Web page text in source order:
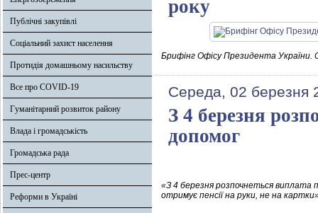
Публічні закупівлі
Соціальний захист населення
Протидія домашньому насильству
Все про COVID-19
Гуманітарний розвиток району
Влада і громадськість
Громадська рада
Прес-центр
Реформи в Україні
року
Брифінг Офісу Президента України.
Середа, 02 березня
З 4 березня
допомог
«З 4 березня розпочнеться виплата
отримує пенсії на руки, не на